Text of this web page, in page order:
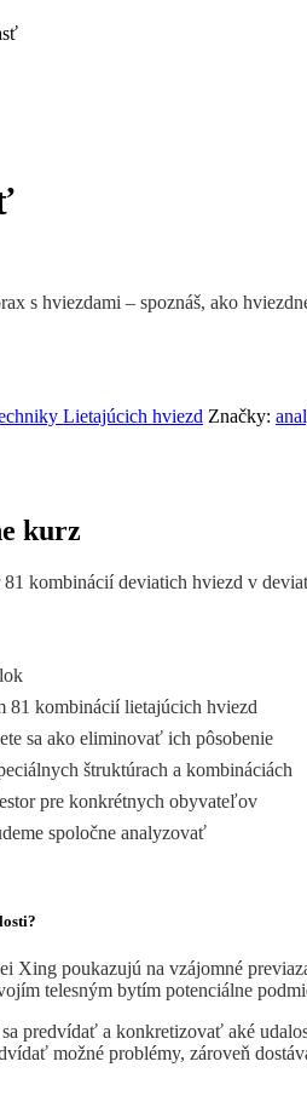
s hviezdami – spoznáš, ako
Lietajúcich hviezd Značky:
kurz
kombinácií deviatich hviezd v
81 kombinácií lietajúcich hviezd
sa ako eliminovať ich pôsobenie
štruktúrach a kombináciách
pre konkrétnych obyvateľov
spoločne analyzovať
poukazujú na vzájomné
telesným bytím potenciálne
predvídať a konkretizovať aké
možné problémy, zároveň